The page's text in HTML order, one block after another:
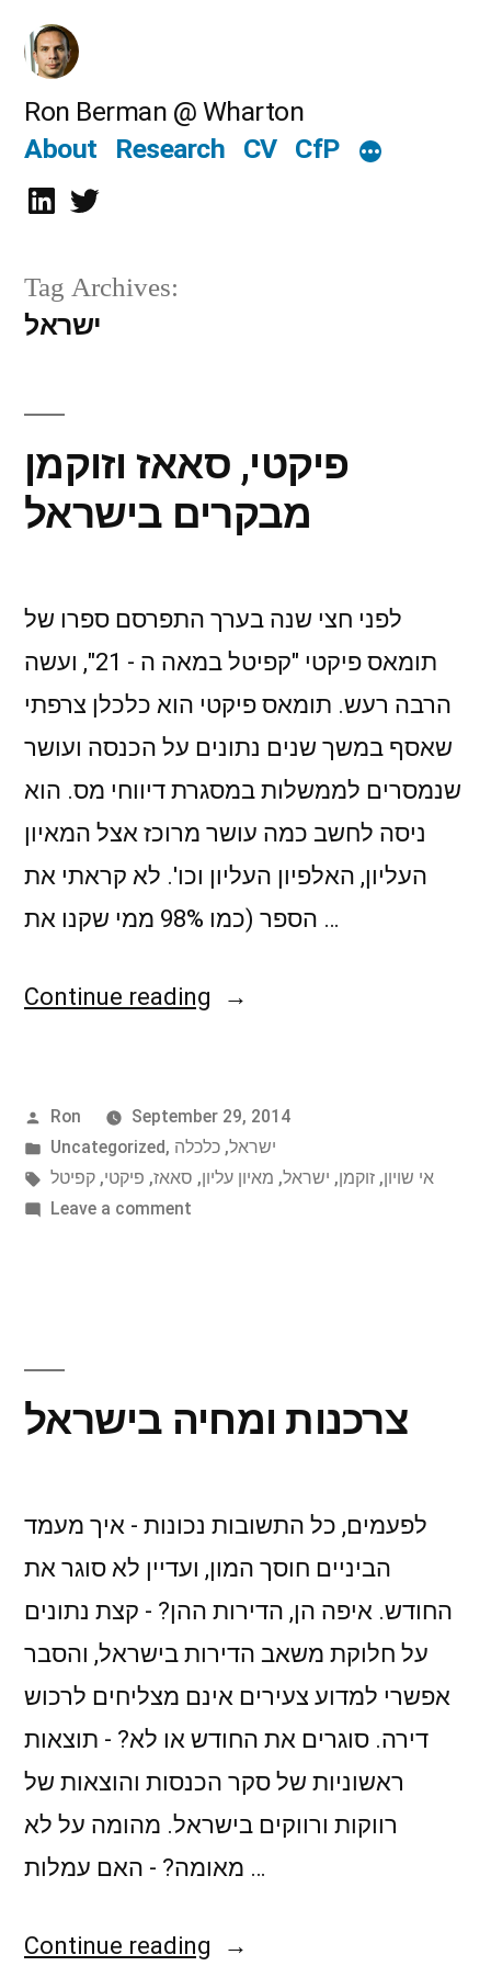
Skip
content
Ron Berman @ Wharton
About
Research CV CfP
LinkedIn
Twitter
Tag Archives:
ישראל
פיקטי, סאאז וזוקמן
מבקרים בישראל
לפני חצי שנה בערך התפרסם ספרו של
תומאס פיקטי "קפיטל במאה ה - 21", ועשה
הרבה רעש. תומאס פיקטי הוא כלכלן צרפתי
שאסף במשך שנים נתונים על הכנסה ועושר
שנמסרים לממשלות במסגרת דיווחי מס. הוא
ניסה לחשב כמה עושר מרוכז אצל המאיון
העליון, האלפיון העליון וכו'. לא קראתי את
הספר (כמו 98% ממי שקנו את …
Continue reading
מבקרים
בישראל"
Posted
by
Ron
September 29, 2014
Posted
in
Uncategorized, ישראל,כלכלה
Tags:
אי שויון,זוקמן, ישראל, מאיון עליון, סאאז, פיקטי,קפיטל
Leave a commenton
צרכנות ומחיה בישראל
לפעמים, כל התשובות נכונות - איך מעמד
הביניים חוסך המון, ועדיין לא סוגר את
החודש. איפה הן, הדירות ההן? - קצת נתונים
על חלוקת משאב הדירות בישראל, והסבר
אפשרי למדוע צעירים אינם מצליחים לרכוש
דירה. סוגרים את החודש או לא? - תוצאות
ראשוניות של סקר הכנסות והוצאות של
רווקות ורווקים בישראל. מהומה על לא
מאומה? - האם עמלות …
Continue reading